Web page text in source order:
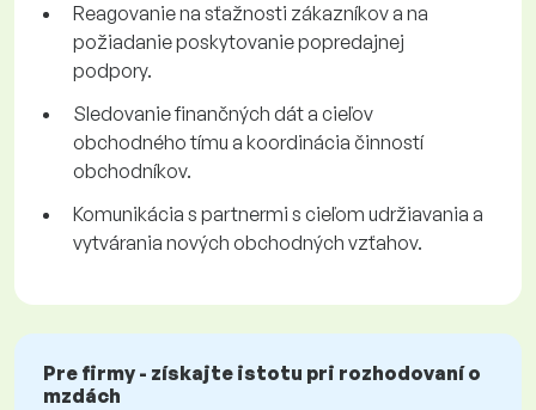
Reagovanie na sťažnosti zákazníkov a na
požiadanie poskytovanie popredajnej
podpory.
Sledovanie finančných dát a cieľov
obchodného tímu a koordinácia činností
obchodníkov.
Komunikácia s partnermi s cieľom udržiavania a
vytvárania nových obchodných vzťahov.
Pre firmy - získajte istotu pri rozhodovaní o
mzdách